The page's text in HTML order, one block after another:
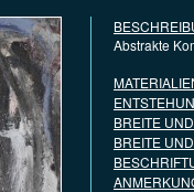
Abstrakte
BREITE
BREITE